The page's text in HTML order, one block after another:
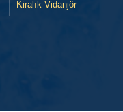
Kiralık Vidanjör